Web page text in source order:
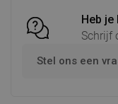
Heb
Schrijf
Stel ons een